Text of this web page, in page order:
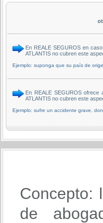
En REALE SEGUROS en
ATLANTIS no cubren este
Ejemplo: suponga que su país de
En REALE SEGUROS
ATLANTIS no cubren este
Ejemplo: sufre un accidente grave,
Concepto:
de